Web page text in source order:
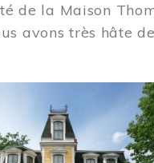
de la Maison
avons très hâte